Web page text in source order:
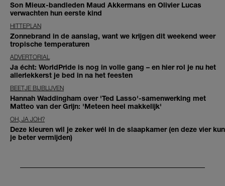
Son Mieux-bandleden Maud Akkermans en Olivier Lucas
verwachten hun eerste kind
HITTEPLAN
Zonnebrand in de aanslag, want we krijgen dit weekend weer
tropische temperaturen
ADVERTORIAL
Ja écht: WorldPride is nog in volle gang – en hier rol je nu het
allerlekkerst je bed in na het feesten
BEETJE BIJBLIJVEN
Hannah Waddingham over 'Ted Lasso'-samenwerking met
Matteo van der Grijn: 'Meteen heel makkelijk'
OH, JA JOH?
Deze kleuren wil je zeker wél in de slaapkamer (en deze vier kun
je beter vermijden)